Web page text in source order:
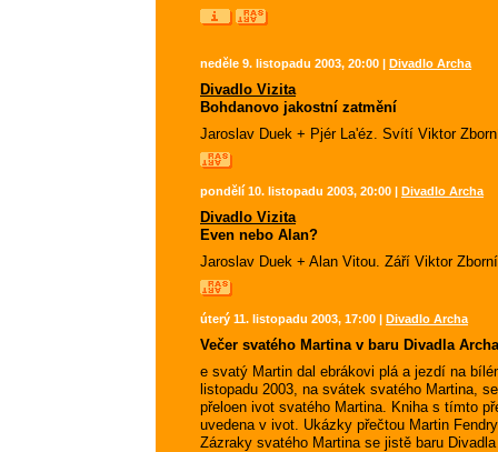
neděle 9. listopadu 2003, 20:00 | Divadlo Archa
Divadlo Vizita
Bohdanovo jakostní zatmění
Jaroslav Duek + Pjér La'éz. Svítí Viktor
pondělí 10. listopadu 2003, 20:00 | Divadlo Archa
Divadlo Vizita
Even nebo Alan?
Jaroslav Duek + Alan Vitou. Září Viktor
úterý 11. listopadu 2003, 17:00 | Divadlo Archa
Večer svatého Martina v baru Divadla Archa
e svatý Martin dal ebrákovi plá a jezdí na
listopadu 2003, na svátek svatého Martina,
přeloen ivot svatého Martina. Kniha s tímto
uvedena v ivot. Ukázky přečtou Martin
Zázraky svatého Martina se jistě baru